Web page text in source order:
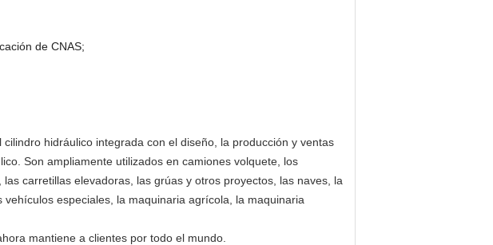
de CNAS;
hidráulico integrada con el diseño, la producción y ventas
Son ampliamente utilizados en camiones volquete, los
carretillas elevadoras, las grúas y otros proyectos, las naves, la
especiales, la maquinaria agrícola, la maquinaria
mantiene a clientes por todo el mundo.